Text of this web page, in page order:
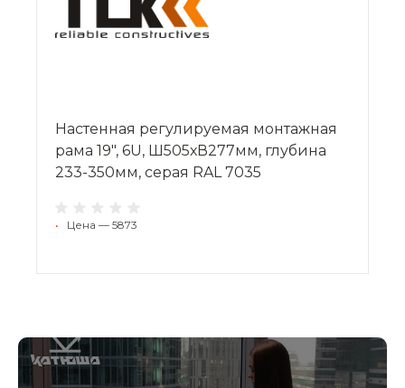
Настенная регулируемая монтажная
рама 19", 6U, Ш505хВ277мм, глубина
233-350мм, серая RAL 7035
• Цена — 5873